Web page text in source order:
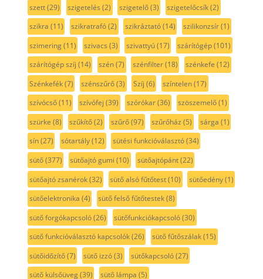
szett(29) szigetelés (2) szigetelő(3) szigetelőcsík(2)
szikra (11) szikratrafó(2) szikráztató(14) szilikonzsír(1)
szimering(11) szivacs (3) szivattyú(17) szárítógép(101)
szárítógép szíj (14) szén(7) szénfilter(18) szénkefe (12)
Szénkefék(7) szénszűrő(3) Szíj (6) színtelen(17)
szívócső(11) szívófej (39) szórókar(36) szöszemelő(1)
szürke (8) szűkítő(2) szűrő(97) szűrőház (5) sárga (1)
sín(27) sótartály(12) sütési funkcióválasztó(34)
sütő(377) sütőajtó gumi (10) sütőajtópánt(22)
sütőajtó zsanérok(32) sütő alsó fűtőtest(10) sütőedény(1)
sütőelektronika (4) sütő felső fűtőtestek(8)
sütő forgókapcsoló(26) sütőfunkciókapcsoló(30)
sütő funkcióválasztó kapcsolók(26) sütő fűtőszálak(15)
sütőidőzítő(7) sütő izzó(3) sütőkapcsoló(27)
sütő külsőüveg(39) sütő lámpa (5)